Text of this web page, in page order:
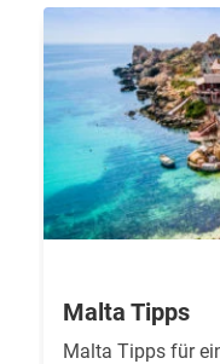
Malta Tipps
Malta Tipps für